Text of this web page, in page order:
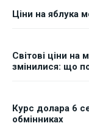
Ціни на яблука
Світові ціни
змінилися: що
Курс долара 6
обмінниках